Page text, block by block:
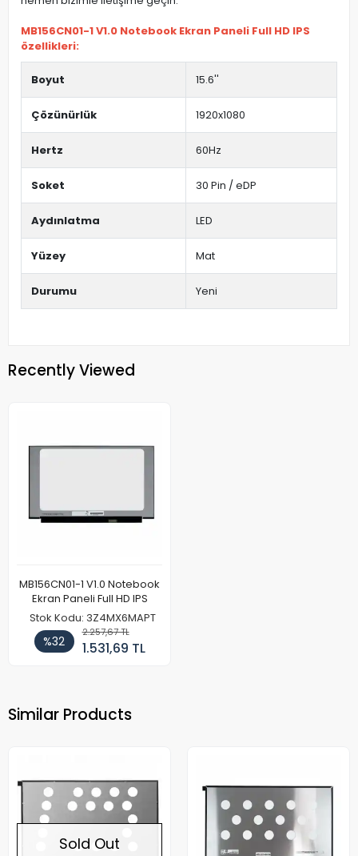
MB156CN01-1 V1.0 Notebook Ekran Paneli Full HD IPS
özellikleri:
Boyut 15.6''
Çözünürlük 1920x1080
Hertz 60Hz
Soket 30 Pin / eDP
Aydınlatma LED
Yüzey Mat
Durumu Yeni
Recently Viewed
MB156CN01-1 V1.0 Notebook
Ekran Paneli Full HD IPS
Stok Kodu: 3Z4MX6MAPT
%32
2.257,67 TL
1.531,69 TL
Similar Products
Sold Out